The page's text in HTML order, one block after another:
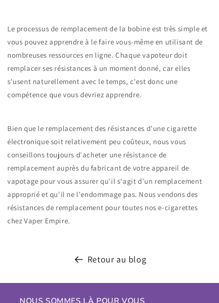
Le processus de remplacement de la bobine est très simple et
vous pouvez apprendre à le faire vous-même en utilisant de
nombreuses ressources en ligne. Chaque vapoteur doit
remplacer ses résistances à un moment donné, car elles
s'usent naturellement avec le temps, c'est donc une
compétence que vous devriez apprendre.
Bien que le remplacement des résistances d'une cigarette
électronique soit relativement peu coûteux, nous vous
conseillons toujours d'acheter une résistance de
remplacement auprès du fabricant de votre appareil de
vapotage pour vous assurer qu'il s'agit d'un remplacement
approprié et qu'il ne l'endommage pas. Nous vendons des
résistances de remplacement pour toutes nos e-cigarettes
chez Vaper Empire.
Retour au blog